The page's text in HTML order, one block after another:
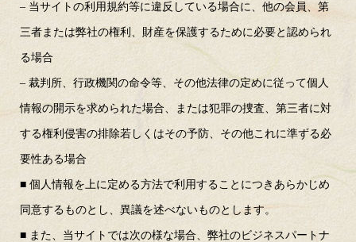
– 当サイトの利用規約等に違反している場合に、他の会員、第
三者または弊社の権利、財産を保護するために必要と認められ
る場合
– 裁判所、行政機関の命令等、その他法律の定めに従って個人
情報の開示を求められた場合、または犯罪の捜査、第三者に対
する権利侵害の排除若しくはその予防、その他これに準ずる必
要性ある場合
■ 個人情報を上に定める方法で利用することにつきあらかじめ
同意するものとし、異議を述べないものとします。
■ また、当サイトでは次の様な場合、弊社のビジネスパートナ